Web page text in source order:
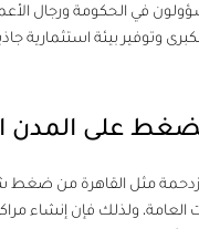
في الحكومة ورجال الأعمال،
بيئة استثمارية جاذبة
على المدن
مثل القاهرة من ضغط شديد
ولذلك فإن إنشاء مراكز